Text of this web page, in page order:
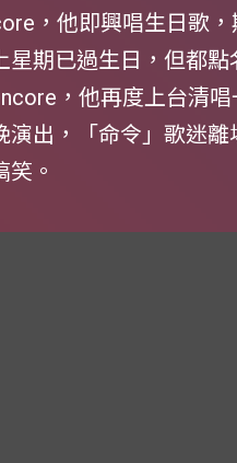
，他即興唱生日歌
星期已過生日，但都
，他再度上台清
演出，「命令」歌迷
。